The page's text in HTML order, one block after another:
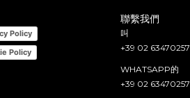
Policy
Policy
聯繫我們
叫
+39 02 63470257
WHATSAPP的
+39 02 63470257